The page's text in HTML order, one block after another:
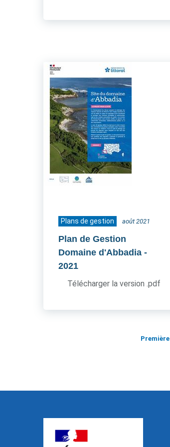
Plans de gestion août 2021
Plan de Gestion
Domaine d'Abbadia -
2021
Télécharger la version .pdf
Première